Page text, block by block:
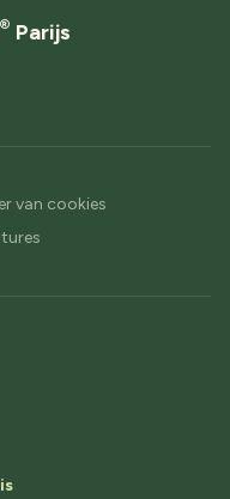
® Parijs
van cookies